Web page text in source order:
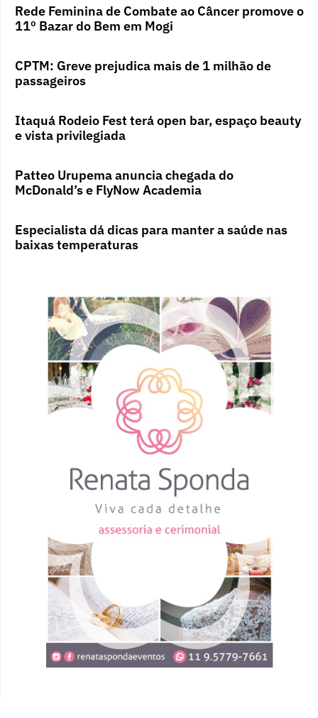
Rede Feminina de Combate ao Câncer promove o
11º Bazar do Bem em Mogi
CPTM: Greve prejudica mais de 1 milhão de
passageiros
Itaquá Rodeio Fest terá open bar, espaço beauty
e vista privilegiada
Patteo Urupema anuncia chegada do
McDonald’s e FlyNow Academia
Especialista dá dicas para manter a saúde nas
baixas temperaturas